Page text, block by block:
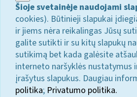
Šioje svetainėje naudojami
cookies). Būtinieji slapukai
ir jiems nėra reikalingas Jūsų
galite sutikti ir su kitų slapukų
sutikimą bet kada galėsite
interneto naršyklės nustatymus
įrašytus slapukus. Daugiau
politika; Privatumo politika.